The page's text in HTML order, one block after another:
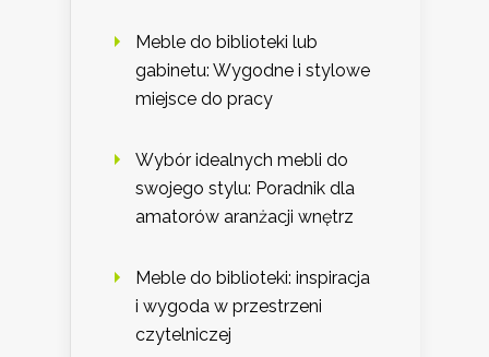
Meble do biblioteki lub
gabinetu: Wygodne i stylowe
miejsce do pracy
Wybór idealnych mebli do
swojego stylu: Poradnik dla
amatorów aranżacji wnętrz
Meble do biblioteki: inspiracja
i wygoda w przestrzeni
czytelniczej